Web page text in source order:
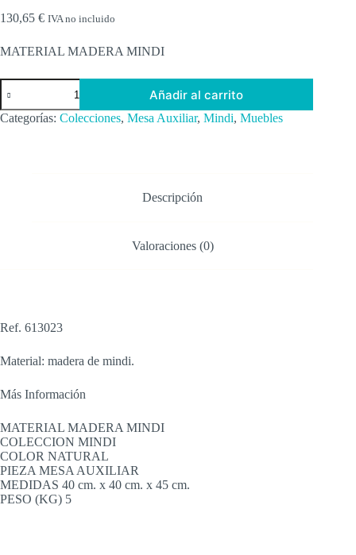
130,65 € IVA no incluido
MATERIAL MADERA MINDI
MESA
AUXILIAR
NATURAL
MADERA
Añadir al carrito
Categorías: Colecciones, Mesa Auxiliar, Mindi, Muebles
Descripción
Valoraciones (0)
Ref. 613023
Material: madera de mindi.
Más Información
MATERIAL MADERA MINDI
COLECCION MINDI
COLOR NATURAL
PIEZA MESA AUXILIAR
MEDIDAS 40 cm. x 40 cm. x 45 cm.
PESO (KG) 5